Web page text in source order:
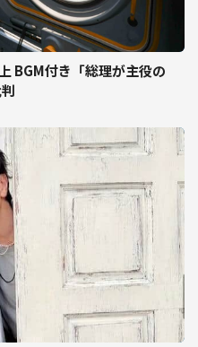
BGM付き「総理が主役の